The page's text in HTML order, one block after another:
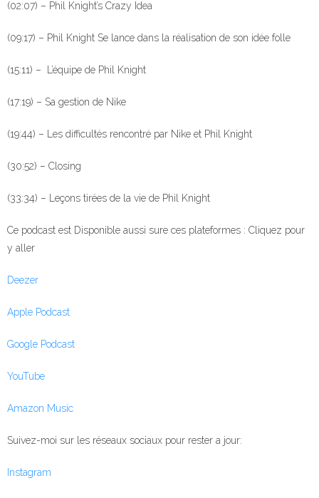
(02:07) – Phil Knight’s Crazy Idea
(09:17) – Phil Knight Se lance dans la réalisation de son idée folle
(15:11) – L’équipe de Phil Knight
(17:19) – Sa gestion de Nike
(19:44) – Les difficultés rencontré par Nike et Phil Knight
(30:52) – Closing
(33:34) – Leçons tirées de la vie de Phil Knight
Ce podcast est Disponible aussi sure ces plateformes : Cliquez pour
y aller
⁠⁠⁠⁠⁠Deezer ⁠⁠⁠⁠⁠
⁠⁠⁠⁠⁠Apple Podcast⁠⁠⁠⁠⁠
⁠⁠⁠⁠⁠Google Podcast⁠⁠⁠⁠⁠
⁠⁠⁠⁠⁠YouTube⁠⁠⁠⁠⁠
⁠⁠⁠⁠⁠Amazon Music⁠⁠⁠⁠⁠
Suivez-moi sur les réseaux sociaux pour rester a jour:
⁠⁠⁠⁠⁠Instagram⁠⁠⁠⁠⁠